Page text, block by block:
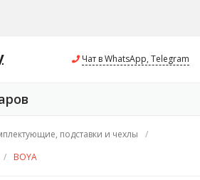
Чат в WhatsApp, Telegram
подставки и чехлы
/
/ BOYA